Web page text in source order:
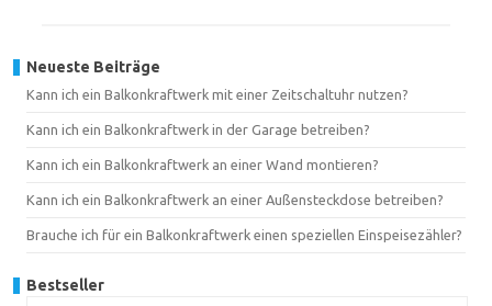
Neueste Beiträge
Kann ich ein Balkonkraftwerk mit einer Zeitschaltuhr nutzen?
Kann ich ein Balkonkraftwerk in der Garage betreiben?
Kann ich ein Balkonkraftwerk an einer Wand montieren?
Kann ich ein Balkonkraftwerk an einer Außensteckdose betreiben?
Brauche ich für ein Balkonkraftwerk einen speziellen Einspeisezähler?
Bestseller